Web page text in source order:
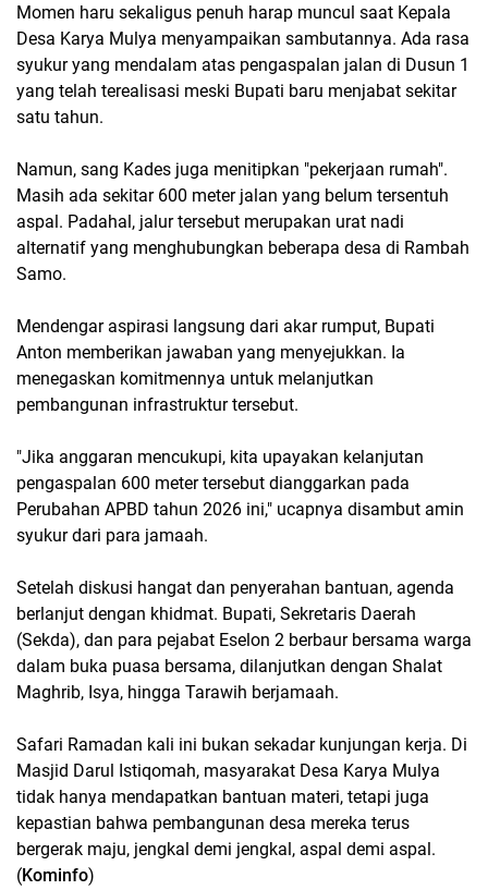
Momen haru sekaligus penuh harap muncul saat Kepala
Desa Karya Mulya menyampaikan sambutannya. Ada rasa
syukur yang mendalam atas pengaspalan jalan di Dusun 1
yang telah terealisasi meski Bupati baru menjabat sekitar
satu tahun.
Namun, sang Kades juga menitipkan "pekerjaan rumah".
Masih ada sekitar 600 meter jalan yang belum tersentuh
aspal. Padahal, jalur tersebut merupakan urat nadi
alternatif yang menghubungkan beberapa desa di Rambah
Samo.
Mendengar aspirasi langsung dari akar rumput, Bupati
Anton memberikan jawaban yang menyejukkan. Ia
menegaskan komitmennya untuk melanjutkan
pembangunan infrastruktur tersebut.
"Jika anggaran mencukupi, kita upayakan kelanjutan
pengaspalan 600 meter tersebut dianggarkan pada
Perubahan APBD tahun 2026 ini," ucapnya disambut amin
syukur dari para jamaah.
Setelah diskusi hangat dan penyerahan bantuan, agenda
berlanjut dengan khidmat. Bupati, Sekretaris Daerah
(Sekda), dan para pejabat Eselon 2 berbaur bersama warga
dalam buka puasa bersama, dilanjutkan dengan Shalat
Maghrib, Isya, hingga Tarawih berjamaah.
Safari Ramadan kali ini bukan sekadar kunjungan kerja. Di
Masjid Darul Istiqomah, masyarakat Desa Karya Mulya
tidak hanya mendapatkan bantuan materi, tetapi juga
kepastian bahwa pembangunan desa mereka terus
bergerak maju, jengkal demi jengkal, aspal demi aspal.
(Kominfo)